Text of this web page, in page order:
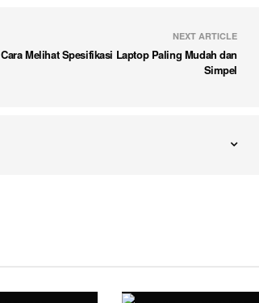
NEXT ARTICLE
Cara Melihat Spesifikasi Laptop Paling Mudah dan
Simpel